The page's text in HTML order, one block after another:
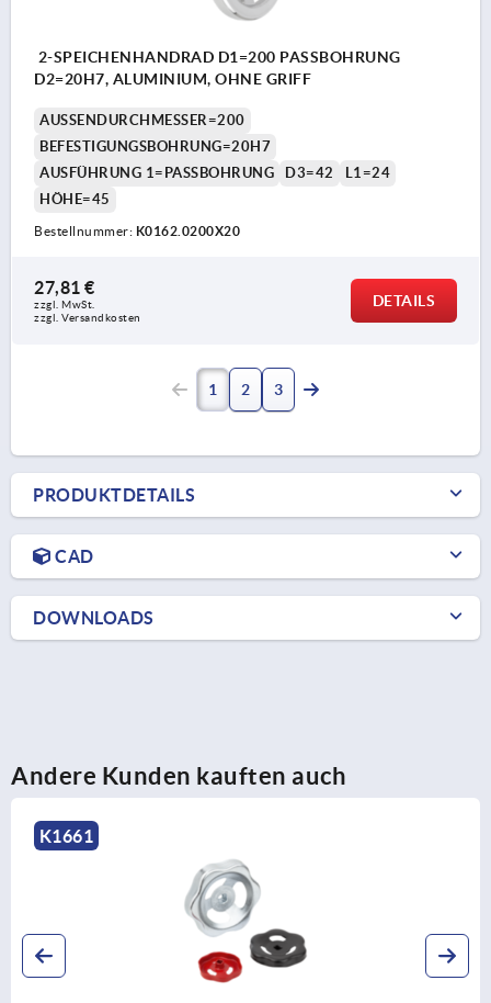
2-SPEICHENHANDRAD D1=200 PASSBOHRUNG
D2=20H7, ALUMINIUM, OHNE GRIFF
AUSSENDURCHMESSER=200
BEFESTIGUNGSBOHRUNG=20H7
AUSFÜHRUNG 1=PASSBOHRUNG
D3=42
L1=24
HÖHE=45
Bestellnummer: K0162.0200X20
27,81 €
zzgl. MwSt.
zzgl. Versandkosten
DETAILS
1 2 3
PRODUKTDETAILS
CAD
DOWNLOADS
Andere Kunden kauften auch
K0259